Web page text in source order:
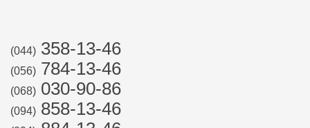
(044) 358-13-46
(056) 784-13-46
(068) 030-90-86
(094) 858-13-46